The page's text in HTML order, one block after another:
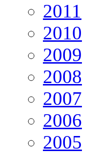
2011
2010
2009
2008
2007
2006
2005